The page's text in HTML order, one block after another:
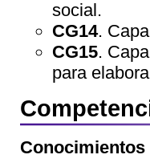
social.
CG14.
CG15.
para